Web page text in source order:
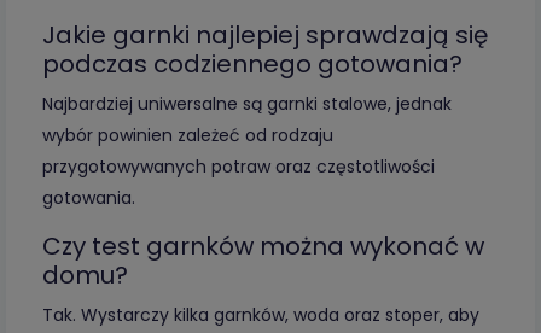
Jakie garnki najlepiej sprawdzają się
podczas codziennego gotowania?
Najbardziej uniwersalne są garnki stalowe, jednak
wybór powinien zależeć od rodzaju
przygotowywanych potraw oraz częstotliwości
gotowania.
Czy test garnków można wykonać w
domu?
Tak. Wystarczy kilka garnków, woda oraz stoper, aby